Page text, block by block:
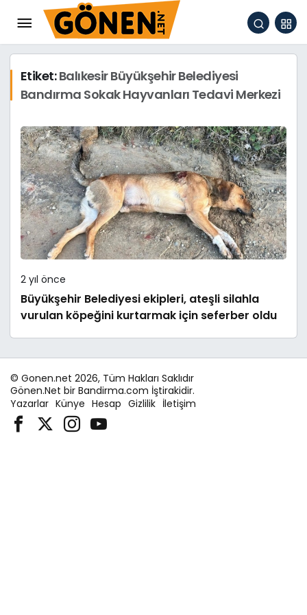
Etiket:Balıkesir Büyükşehir Belediyesi
Bandırma Sokak Hayvanları Tedavi Merkezi
2 yıl önce
Büyükşehir Belediyesi ekipleri, ateşli silahla
vurulan köpeğini kurtarmak için seferber oldu
© Gonen.net 2026, Tüm Hakları Saklıdır
Gönen.Net bir Bandirma.com İştirakidir.
Yazarlar Künye Hesap Gizlilik İletişim